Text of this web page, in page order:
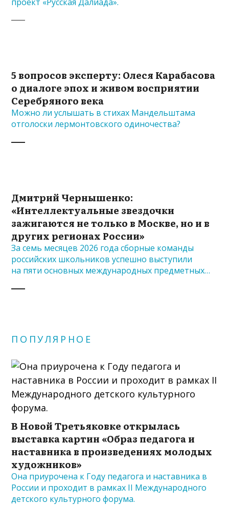
5 вопросов эксперту: Олеся Карабасова
о диалоге эпох и живом восприятии
Серебряного века
Можно ли услышать в стихах Мандельштама
отголоски лермонтовского одиночества?
Дмитрий Чернышенко:
«Интеллектуальные звездочки
зажигаются не только в Москве, но и в
других регионах России»
За семь месяцев 2026 года сборные команды
российских школьников успешно выступили
на пяти основных международных предметных…
ПОПУЛЯРНОЕ
В Новой Третьяковке открылась
выставка картин «Образ педагога и
наставника в произведениях молодых
художников»
Она приурочена к Году педагога и наставника в
России и проходит в рамках II Международного
детского культурного форума.